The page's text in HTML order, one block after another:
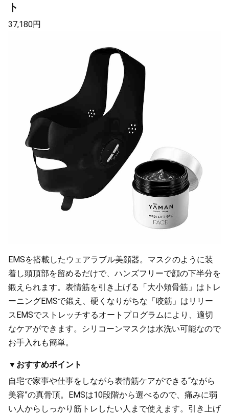
ト
37,180円
EMSを搭載したウェアラブル美顔器。マスクのように装
着し頭頂部を留めるだけで、ハンズフリーで顔の下半分を
鍛えられます。表情筋を引き上げる「大小頬骨筋」はトレ
ーニングEMSで鍛え、硬くなりがちな「咬筋」はリリー
スEMSでストレッチするオートプログラムにより、適切
なケアができます。シリコーンマスクは水洗い可能なので
お手入れも簡単。
▼おすすめポイント
自宅で家事や仕事をしながら表情筋ケアができる“ながら
美容”の真骨頂。EMSは10段階から選べるので、痛みに弱
い人からしっかり筋トレしたい人まで使えます。引き上げ